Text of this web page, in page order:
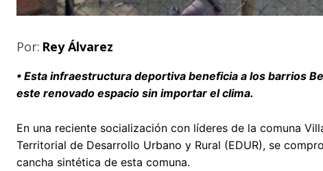
Por: Rey Álvarez
• Esta infraestructura deportiva beneficia a los barrios
este renovado espacio sin importar el clima.
En una reciente socialización con líderes de la comuna
Territorial de Desarrollo Urbano y Rural (EDUR), se
cancha sintética de esta comuna.